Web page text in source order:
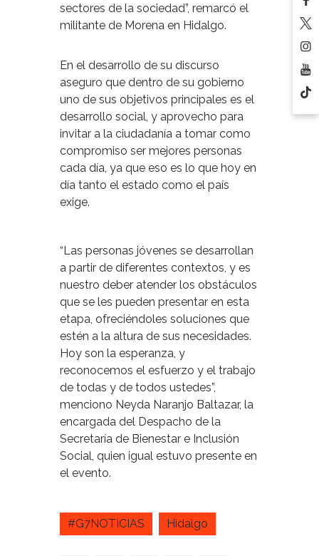
sectores de la sociedad”, remarcó el
militante de Morena en Hidalgo.
En el desarrollo de su discurso
aseguro que dentro de su gobierno
uno de sus objetivos principales es el
desarrollo social, y aprovecho para
invitar a la ciudadanía a tomar como
compromiso ser mejores personas
cada día, ya que eso es lo que hoy en
día tanto el estado como el país
exige.
“Las personas jóvenes se desarrollan
a partir de diferentes contextos, y es
nuestro deber atender los obstáculos
que se les pueden presentar en esta
etapa, ofreciéndoles soluciones que
estén a la altura de sus necesidades.
Hoy son la esperanza, y
reconocemos el esfuerzo y el trabajo
de todas y de todos ustedes”,
menciono Neyda Naranjo Baltazar, la
encargada del Despacho de la
Secretaría de Bienestar e Inclusión
Social, quien igual estuvo presente en
el evento.
#G7NOTICIAS Hidalgo